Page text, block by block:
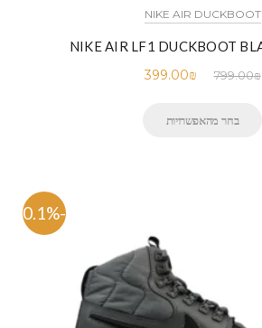
NIKE AIR DUCKBOOT
799.00₪
399.00₪
בחר מהאפשרויות
-50.1%